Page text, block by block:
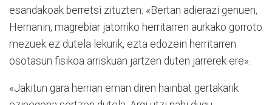
esandakoak berretsi zituzten: «Bertan adierazi genuen,
Hernanin, magrebiar jatorriko herritarren aurkako gorroto
mezuek ez dutela lekurik, ezta edozein herritarren
osotasun fisikoa arriskuan jartzen duten jarrerek ere».
«Jakitun gara herrian eman diren hainbat gertakarik